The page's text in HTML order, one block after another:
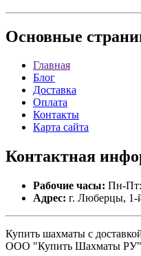
Основные
Главная
Блог
Доставка
Оплата
Контакты
Карта сайта
Контактная
Рабочие часы: Пн-Пт:
Адрес: г. Люберцы, 1-
Купить шахматы с
ООО "Купить Шахматы